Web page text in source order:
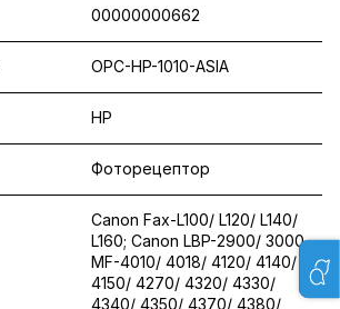
00000000662
OPC-HP-1010-ASIA
HP
Фоторецептор
Canon Fax-L100/ L120/ L140/
L160; Canon LBP-2900/ 3000,
MF-4010/ 4018/ 4120/ 4140/
4150/ 4270/ 4320/ 4330/
4340/ 4350/ 4370/ 4380/